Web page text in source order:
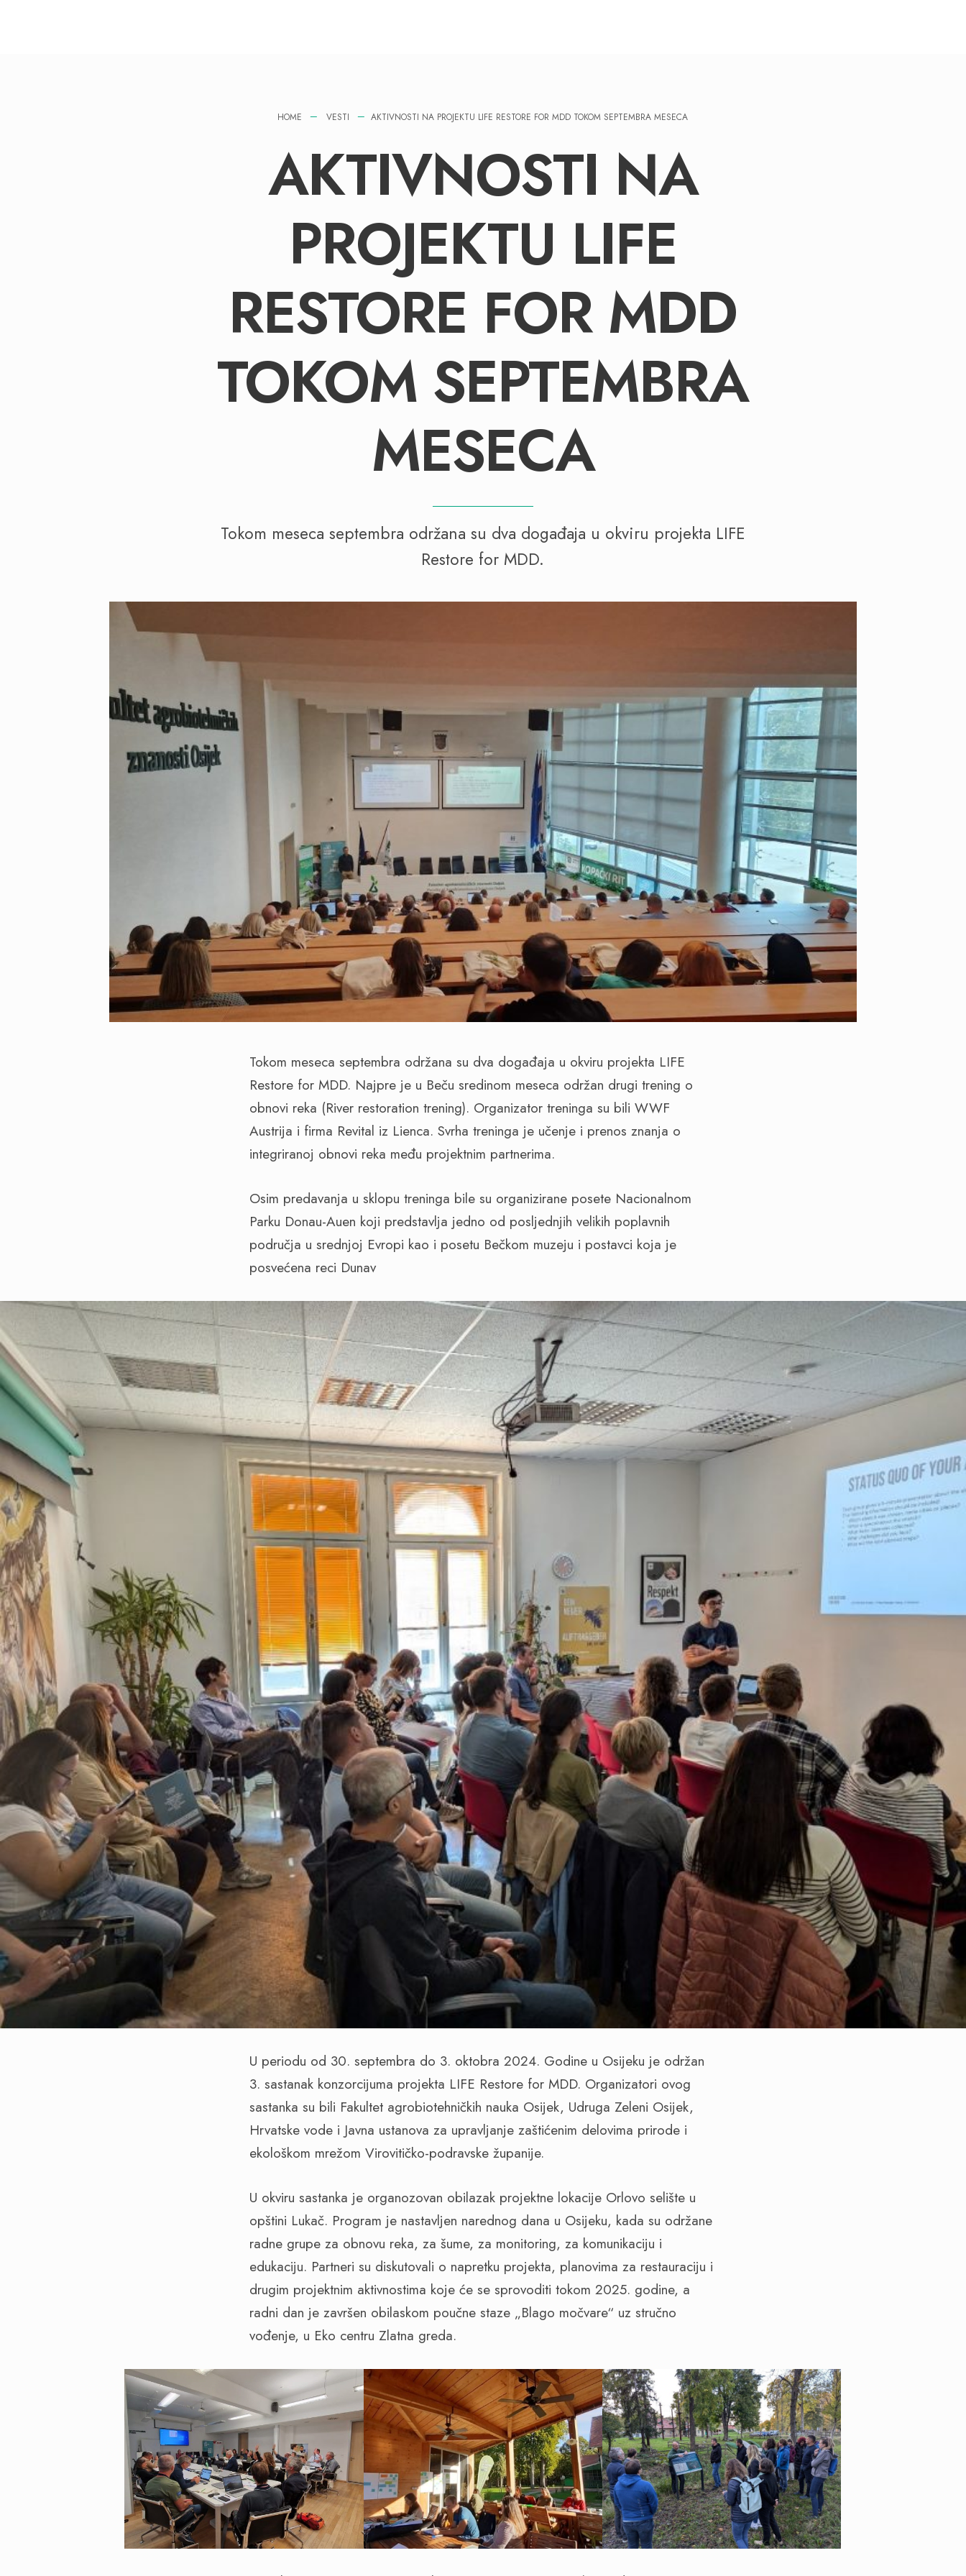
HOME VESTI AKTIVNOSTI NA PROJEKTU LIFE RESTORE FOR MDD TOKOM SEPTEMBRA MESECA
AKTIVNOSTI NA
PROJEKTU LIFE
RESTORE FOR MDD
TOKOM SEPTEMBRA
MESECA
Tokom meseca septembra održana su dva događaja u okviru projekta LIFE
Restore for MDD.
Tokom meseca septembra održana su dva događaja u okviru projekta LIFE
Restore for MDD. Najpre je u Beču sredinom meseca održan drugi trening o
obnovi reka (River restoration trening). Organizator treninga su bili WWF
Austrija i firma Revital iz Lienca. Svrha treninga je učenje i prenos znanja o
integriranoj obnovi reka među projektnim partnerima.
Osim predavanja u sklopu treninga bile su organizirane posete Nacionalnom
Parku Donau-Auen koji predstavlja jedno od posljednjih velikih poplavnih
područja u srednjoj Evropi kao i posetu Bečkom muzeju i postavci koja je
posvećena reci Dunav
U periodu od 30. septembra do 3. oktobra 2024. Godine u Osijeku je održan
3. sastanak konzorcijuma projekta LIFE Restore for MDD. Organizatori ovog
sastanka su bili Fakultet agrobiotehničkih nauka Osijek, Udruga Zeleni Osijek,
Hrvatske vode i Javna ustanova za upravljanje zaštićenim delovima prirode i
ekološkom mrežom Virovitičko-podravske županije.
U okviru sastanka je organozovan obilazak projektne lokacije Orlovo selište u
opštini Lukač. Program je nastavljen narednog dana u Osijeku, kada su održane
radne grupe za obnovu reka, za šume, za monitoring, za komunikaciju i
edukaciju. Partneri su diskutovali o napretku projekta, planovima za restauraciju i
drugim projektnim aktivnostima koje će se sprovoditi tokom 2025. godine, a
radni dan je završen obilaskom poučne staze „Blago močvare“ uz stručno
vođenje, u Eko centru Zlatna greda.